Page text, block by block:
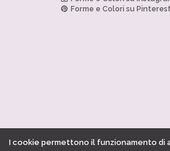
Forme e Colori su
I cookie permettono il funzionamento di